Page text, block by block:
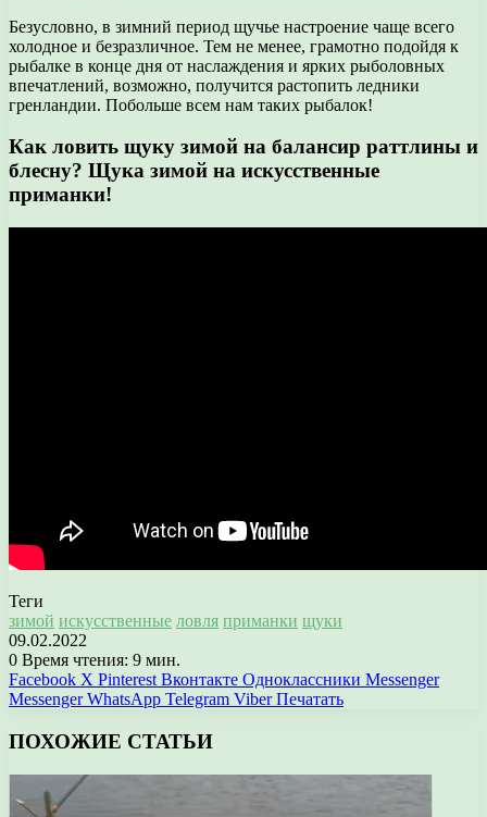
Безусловно, в зимний период щучье настроение чаще всего
холодное и безразличное. Тем не менее, грамотно подойдя к
рыбалке в конце дня от наслаждения и ярких рыболовных
впечатлений, возможно, получится растопить ледники
гренландии. Побольше всем нам таких рыбалок!
Как ловить щуку зимой на балансир раттлины и
блесну? Щука зимой на искусственные
приманки!
Теги
зимой искусственные ловля приманки щуки
09.02.2022
0 Время чтения: 9 мин.
Facebook X Pinterest Вконтакте Одноклассники Messenger
Messenger WhatsApp Telegram Viber Печатать
ПОХОЖИЕ СТАТЬИ